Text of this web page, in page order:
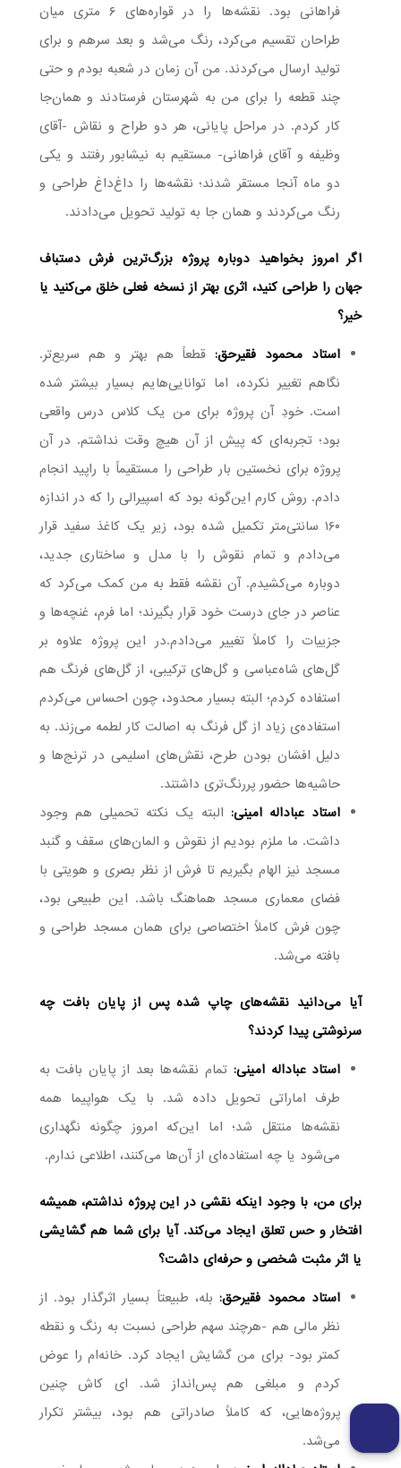
فراهانی بود. نقشه‌ها را در قواره‌های ۶ متری میان
طراحان تقسیم می‌کرد، رنگ می‌شد و بعد سرهم و برای
تولید ارسال می‌کردند. من آن زمان در شعبه بودم و حتی
چند قطعه را برای من به شهرستان فرستادند و همان‌جا
کار کردم. در مراحل پایانی، هر دو طراح و نقاش -آقای
وظیفه و آقای فراهانی- مستقیم به نیشابور رفتند و یکی
دو ماه آنجا مستقر شدند؛ نقشه‌ها را داغ‌داغ طراحی و
رنگ می‌کردند و همان جا به تولید تحویل می‌دادند.
اگر امروز بخواهید دوباره پروژه بزرگ‌ترین فرش دستباف
جهان را طراحی کنید، اثری بهتر از نسخه فعلی خلق می‌کنید یا
خیر؟
استاد محمود فقیرحق:قطعاً هم بهتر و هم سریع‌تر.
نگاهم تغییر نکرده، اما توانایی‌هایم بسیار بیشتر شده
است. خودِ آن پروژه برای من یک کلاس درس واقعی
بود؛ تجربه‌ای که پیش از آن هیچ وقت نداشتم. در آن
پروژه برای نخستین بار طراحی را مستقیماً با راپید انجام
دادم. روش کارم این‌گونه بود که اسپیرالی را که در اندازه
۱۶۰ سانتی‌متر تکمیل شده بود، زیر یک کاغذ سفید قرار
می‌دادم و تمام نقوش را با مدل و ساختاری جدید،
دوباره می‌کشیدم. آن نقشه فقط به من کمک می‌کرد که
عناصر در جای درست خود قرار بگیرند؛ اما فرم، غنچه‌ها و
جزییات را کاملاً تغییر می‌دادم.در این پروژه علاوه بر
گل‌های شاه‌عباسی و گل‌های ترکیبی، از گل‌های فرنگ هم
استفاده کردم؛ البته بسیار محدود، چون احساس می‌کردم
استفاده‌ی زیاد از گل فرنگ به اصالت کار لطمه می‌زند. به
دلیل افشان بودن طرح، نقش‌های اسلیمی در ترنج‌ها و
حاشیه‌ها حضور پررنگ‌تری داشتند.
استاد عباداله امینی:البته یک نکته تحمیلی هم وجود
داشت. ما ملزم بودیم از نقوش و المان‌های سقف و گنبد
مسجد نیز الهام بگیریم تا فرش از نظر بصری و هویتی با
فضای معماری مسجد هماهنگ باشد. این طبیعی بود،
چون فرش کاملاً اختصاصی برای همان مسجد طراحی و
بافته می‌شد.
آیا می‌دانید نقشه‌های چاپ شده پس از پایان بافت چه
سرنوشتی پیدا کردند؟
استاد عباداله امینی: تمام نقشه‌ها بعد از پایان بافت به
طرف اماراتی تحویل داده شد. با یک هواپیما همه
نقشه‌ها منتقل شد؛ اما این‌که امروز چگونه نگهداری
می‌شود یا چه استفاده‌ای از آن‌ها می‌کنند، اطلاعی ندارم.
برای من، با وجود اینکه نقشی در این پروژه نداشتم، همیشه
افتخار و حس تعلق ایجاد می‌کند. آیا برای شما هم گشایشی
یا اثر مثبت شخصی و حرفه‌ای داشت؟
استاد محمود فقیرحق:بله، طبیعتاً بسیار اثرگذار بود. از
نظر مالی هم -هرچند سهم طراحی نسبت به رنگ و نقطه
کمتر بود- برای من گشایش ایجاد کرد. خانه‌ام را عوض
کردم و مبلغی هم پس‌انداز شد. ای کاش چنین
پروژه‌هایی، که کاملاً صادراتی هم بود، بیشتر تکرار
می‌شد.